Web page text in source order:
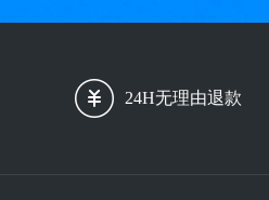
24H无理由退款